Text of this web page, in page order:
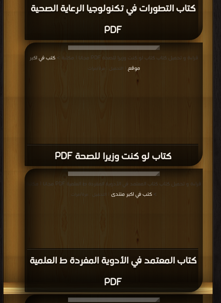
PDF
كتاب لو كنت وزيرا للصحة PDF
قراءة و تحميل كتاب كتاب لو كنت وزيرا للصحة PDF مجانا | مكتبة >
موقع | التحميل : مرة/مرات
كتاب المعتمد في الأدوية المفردة ط العلمية
PDF
قراءة و تحميل كتاب كتاب المعتمد في الأدوية المفردة ط العلمية PDF مجانا | مكتبة
>كتب في اكبر منتدى| التحميل : مرة/مرات